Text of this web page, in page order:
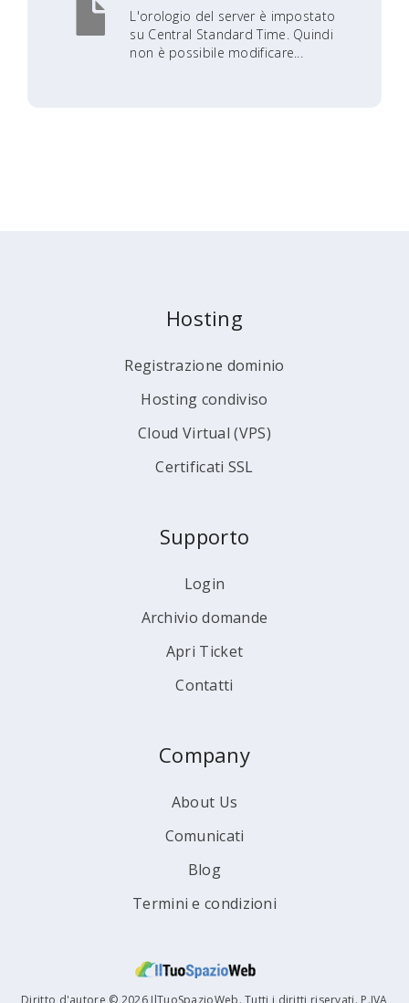
L'orologio del server è impostato
su Central Standard Time. Quindi
non è possibile modificare...
Hosting
Registrazione dominio
Hosting condiviso
Cloud Virtual (VPS)
Certificati SSL
Supporto
Login
Archivio domande
Apri Ticket
Contatti
Company
About Us
Comunicati
Blog
Termini e condizioni
Diritto d'autore © 2026 IlTuoSpazioWeb. Tutti i diritti riservati. P.IVA